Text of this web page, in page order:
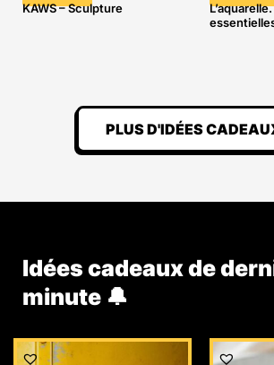
KAWS – Sculpture
PLUS D'IDÉES
Idées cadeaux de
minute 🔔